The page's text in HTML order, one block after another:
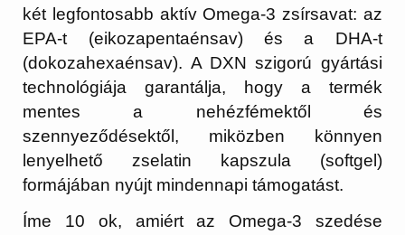
két legfontosabb aktív Omega-3 zsírsavat: az
EPA-t (eikozapentaénsav) és a DHA-t
(dokozahexaénsav). A DXN szigorú gyártási
technológiája garantálja, hogy a termék
mentes a nehézfémektől és
szennyeződésektől, miközben könnyen
lenyelhető zselatin kapszula (softgel)
formájában nyújt mindennapi támogatást.
Íme 10 ok, amiért az Omega-3 szedése